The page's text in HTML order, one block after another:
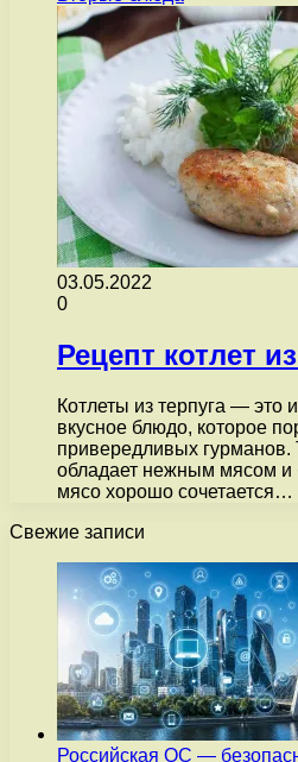
03.05.2022
0
Рецепт котлет
Котлеты из терпуга — это
вкусное блюдо, которое
привередливых
обладает нежным мясом и
мясо хорошо сочетается…
Свежие записи
Российская ОС —